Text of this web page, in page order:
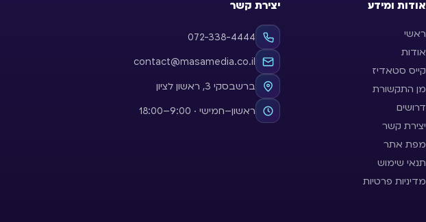
אודות ומידע
ראשי
אודות
קייס סטאדיז
מן התקשורת
דרושים
יצירת קשר
מפת אתר
תנאי שימוש
מדיניות פרטיות
יצירת קשר
072-338-4444
contact@masamedia.co.il
ברשבסקי 3, ראשון לציון
ראשון–חמישי · 9:00–18:00